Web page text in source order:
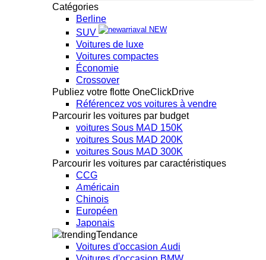
Catégories
Berline
SUV
NEW
Voitures de luxe
Voitures compactes
Économie
Crossover
Publiez votre flotte OneClickDrive
Référencez vos voitures à vendre
Parcourir les voitures par budget
voitures Sous MAD 150K
voitures Sous MAD 200K
voitures Sous MAD 300K
Parcourir les voitures par caractéristiques
CCG
Américain
Chinois
Européen
Japonais
Tendance
Voitures d'occasion Audi